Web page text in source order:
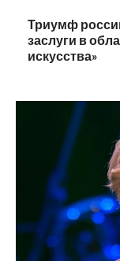
Триумф
заслуги в
искусства»